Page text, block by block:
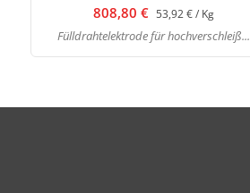
808,80 € 53,92 € / Kg
Fülldrahtelektrode für hochverschleiß...